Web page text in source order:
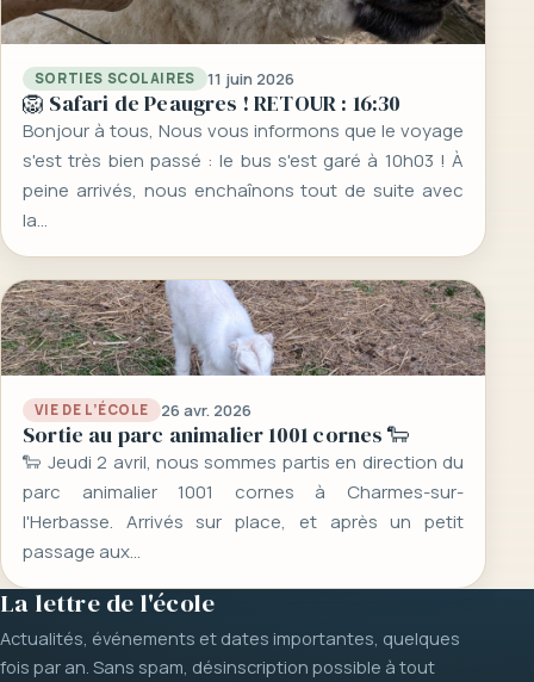
SORTIES SCOLAIRES 11 juin 2026
🦁 Safari de Peaugres ! RETOUR : 16:30
Bonjour à tous, Nous vous informons que le voyage
s'est très bien passé : le bus s'est garé à 10h03 ! À
peine arrivés, nous enchaînons tout de suite avec
la…
VIE DE L’ÉCOLE 26 avr. 2026
Sortie au parc animalier 1001 cornes 🐑
🐑 Jeudi 2 avril, nous sommes partis en direction du
parc animalier 1001 cornes à Charmes-sur-
l'Herbasse. Arrivés sur place, et après un petit
passage aux…
La lettre de l'école
Actualités, événements et dates importantes, quelques
fois par an. Sans spam, désinscription possible à tout